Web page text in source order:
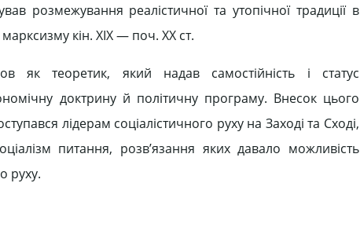
розмежування реалістичної та утопічної традиції в
марксизму кін. ХІХ — поч. ХХ ст.
як теоретик, який надав самостійність і статус
доктрину й політичну програму. Внесок цього
лідерам соціалістичного руху на Заході та Сході,
питання, розв’язання яких давало можливість
руху.